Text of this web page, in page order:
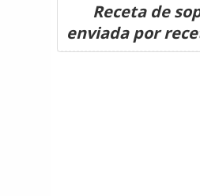
Receta de
enviada por